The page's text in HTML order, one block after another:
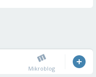
Mikroblog